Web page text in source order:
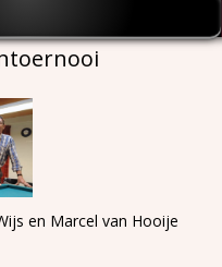
en Marcel van Hooije